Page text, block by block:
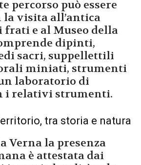
percorso può essere
la visita all’antica
frati e al Museo della
dipinti,
sacri, suppellettili
miniati, strumenti
laboratorio di
i relativi strumenti.
tra storia e natura
Verna la presenza
è attestata dai